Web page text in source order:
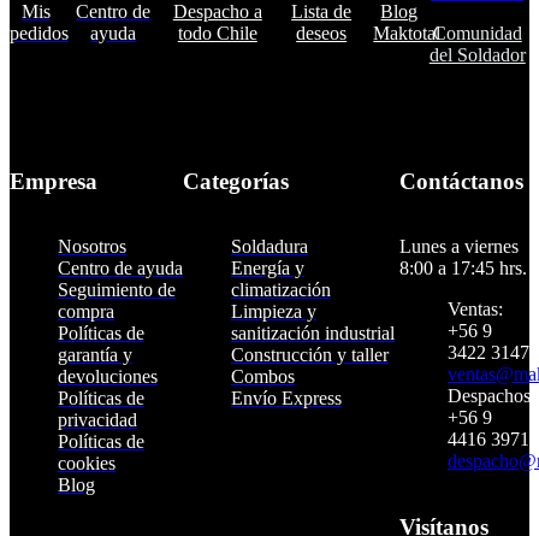
Mis
pedidos
Centro de
ayuda
Despacho a
todo Chile
Lista de
deseos
Blog
MaktotalComunidad
del Soldador
Empresa
Nosotros
Centro de ayuda
Seguimiento de
compra
Políticas de
garantía y
devoluciones
Políticas de
privacidad
Políticas de
cookies
Blog
Categorías
Soldadura
Energía y
climatización
Limpieza y
sanitización industrial
Construcción y taller
Combos
Envío Express
Contáctanos
Lunes a viernes
8:00 a 17:45 hrs.
Ventas:
+56 9
3422 3147
Despachos:
+56 9
4416 3971
Visítanos